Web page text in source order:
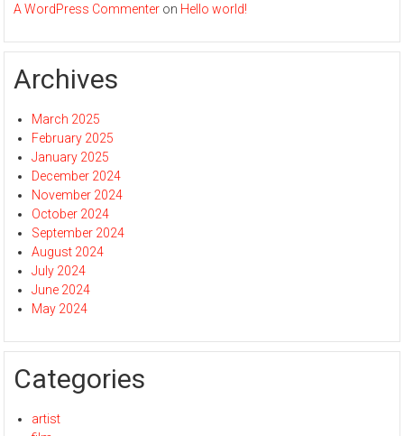
A WordPress Commenter on Hello world!
Archives
March 2025
February 2025
January 2025
December 2024
November 2024
October 2024
September 2024
August 2024
July 2024
June 2024
May 2024
Categories
artist